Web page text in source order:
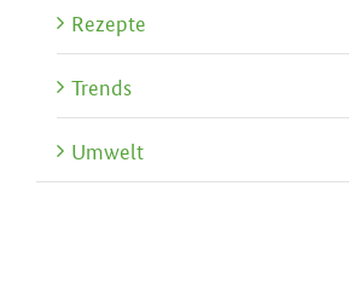
Rezepte
Trends
Umwelt